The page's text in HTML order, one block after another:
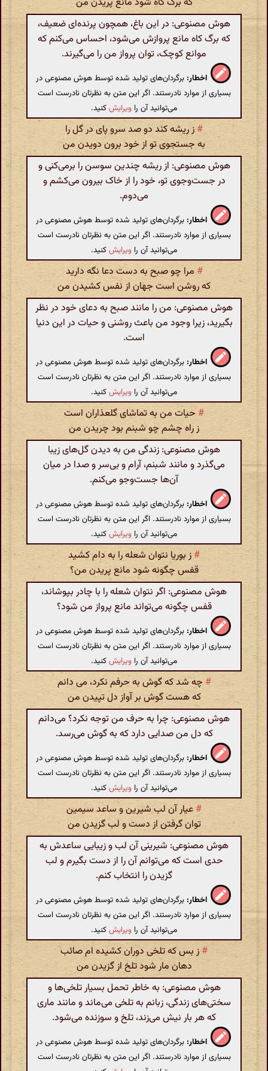
هوش مصنوعی: در این باغ، همچون پرنده‌ای ضعیف،
که برگ کاه مانع پروازش می‌شود، احساس می‌کنم که
موانع کوچک، توان پرواز من را می‌گیرند.
اخطار: برگردان‌های تولید شده توسط هوش مصنوعی در
بسیاری از موارد نادرستند. اگر این متن به نظرتان نادرست است
می‌توانید آن را ویرایشکنید.
# ز ریشه کند دو صد سرو پای در گل را
به جستجوی تو از خود برون دویدن من
هوش مصنوعی: از ریشه چندین سوسن را برمی‌کنی و
در جست‌وجوی تو، خود را از خاک بیرون می‌کشم و
می‌دوم.
اخطار: برگردان‌های تولید شده توسط هوش مصنوعی در
بسیاری از موارد نادرستند. اگر این متن به نظرتان نادرست است
می‌توانید آن را ویرایشکنید.
#مرا چو صبح به دست دعا نگه دارید
که روشن است جهان از نفس کشیدن من
هوش مصنوعی: من را مانند صبح به دعای خود در نظر
بگیرید، زیرا وجود من باعث روشنی و حیات در این دنیا
است.
اخطار: برگردان‌های تولید شده توسط هوش مصنوعی در
بسیاری از موارد نادرستند. اگر این متن به نظرتان نادرست است
می‌توانید آن را ویرایشکنید.
# حیات من به تماشای گلعذاران است
ز راه چشم چو شبنم بود چریدن من
هوش مصنوعی: زندگی من به دیدن گل‌های زیبا
می‌گذرد و مانند شبنم، آرام و بی‌سر و صدا در میان
آن‌ها جست‌وجو می‌کنم.
اخطار: برگردان‌های تولید شده توسط هوش مصنوعی در
بسیاری از موارد نادرستند. اگر این متن به نظرتان نادرست است
می‌توانید آن را ویرایشکنید.
# ز بوریا نتوان شعله را به دام کشید
قفس چگونه شود مانع پریدن من؟
هوش مصنوعی: اگر نتوان شعله را با چادر بپوشاند،
قفس چگونه می‌تواند مانع پرواز من شود؟
اخطار: برگردان‌های تولید شده توسط هوش مصنوعی در
بسیاری از موارد نادرستند. اگر این متن به نظرتان نادرست است
می‌توانید آن را ویرایشکنید.
# چه شد که گوش به حرفم نکرد، می دانم
که هست گوش بر آواز دل تپیدن من
هوش مصنوعی: چرا به حرف من توجه نکرد؟ می‌دانم
که دل من صدایی دارد که به گوش می‌رسد.
اخطار: برگردان‌های تولید شده توسط هوش مصنوعی در
بسیاری از موارد نادرستند. اگر این متن به نظرتان نادرست است
می‌توانید آن را ویرایشکنید.
# عیار آن لب شیرین و ساعد سیمین
توان گرفتن از دست و لب گزیدن من
هوش مصنوعی: شیرینی آن لب و زیبایی ساعدش به
حدی است که می‌توانم آن را از دست بگیرم و لب
گزیدن را انتخاب کنم.
اخطار: برگردان‌های تولید شده توسط هوش مصنوعی در
بسیاری از موارد نادرستند. اگر این متن به نظرتان نادرست است
می‌توانید آن را ویرایشکنید.
# ز بس که تلخی دوران کشیده ام صائب
دهان مار شود تلخ از گزیدن من
هوش مصنوعی: به خاطر تحمل بسیار تلخی‌ها و
سختی‌های زندگی، زبانم به تلخی می‌ماند و مانند ماری
که هر بار نیش می‌زند، تلخ و سوزنده می‌شود.
اخطار: برگردان‌های تولید شده توسط هوش مصنوعی در
بسیاری از موارد نادرستند. اگر این متن به نظرتان نادرست است